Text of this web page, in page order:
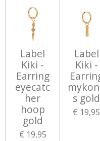
Label
Kiki -
Earring
eyecatc
her
hoop
gold
€ 19,95
Label
Kiki -
s gold
€ 19,95